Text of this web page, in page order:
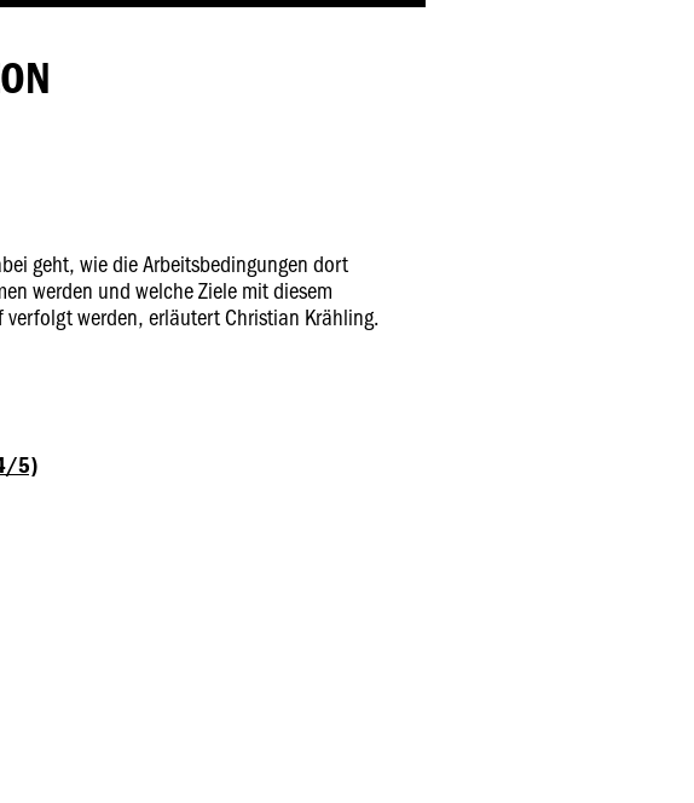
geht, wie die Arbeitsbedingungen dort
werden und welche Ziele mit diesem
verfolgt werden, erläutert Christian Krähling.
5)